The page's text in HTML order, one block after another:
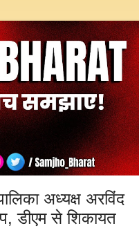
अध्यक्ष अरविंद
डीएम से शिकायत